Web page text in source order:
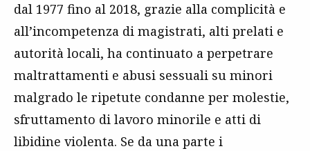
dal 1977 fino al 2018, grazie alla complicità e
all’incompetenza di magistrati, alti prelati e
autorità locali, ha continuato a perpetrare
maltrattamenti e abusi sessuali su minori
malgrado le ripetute condanne per molestie,
sfruttamento di lavoro minorile e atti di
libidine violenta. Se da una parte i